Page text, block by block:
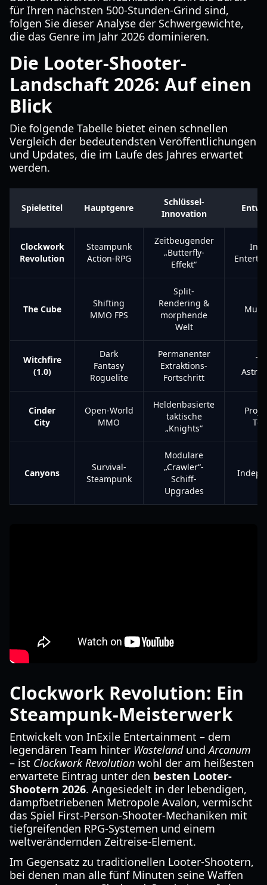
für Ihren nächsten 500-Stunden-Grind sind,
folgen Sie dieser Analyse der Schwergewichte,
die das Genre im Jahr 2026 dominieren.
Die Looter-Shooter-
Landschaft 2026: Auf einen
Blick
Die folgende Tabelle bietet einen schnellen
Vergleich der bedeutendsten Veröffentlichungen
und Updates, die im Laufe des Jahres erwartet
werden.
Spieletitel Hauptgenre
Schlüssel-
Innovation
Clockwork
Revolution
Steampunk
Action-RPG
Zeitbeugender
„Butterfly-
Effekt“
The Cube
Shifting
MMO FPS
Split-
Rendering &
morphende
Welt
Witchfire
(1.0)
Dark
Fantasy
Roguelite
Permanenter
Extraktions-
Fortschritt
Cinder
City
Open-World
MMO
Heldenbasierte
taktische
„Knights“
Canyons
Survival-
Steampunk
Modulare
„Crawler“-
Schiff-
Upgrades
Clockwork Revolution: Ein
Steampunk-Meisterwerk
Entwickelt von InExile Entertainment – dem
legendären Team hinter WastelandundArcanum
– ist Clockwork Revolution wohl der am heißesten
erwartete Eintrag unter den besten Looter-
Shootern 2026. Angesiedelt in der lebendigen,
dampfbetriebenen Metropole Avalon, vermischt
das Spiel First-Person-Shooter-Mechaniken mit
tiefgreifenden RPG-Systemen und einem
weltverändernden Zeitreise-Element.
Im Gegensatz zu traditionellen Looter-Shootern,
bei denen man alle fünf Minuten seine Waffen